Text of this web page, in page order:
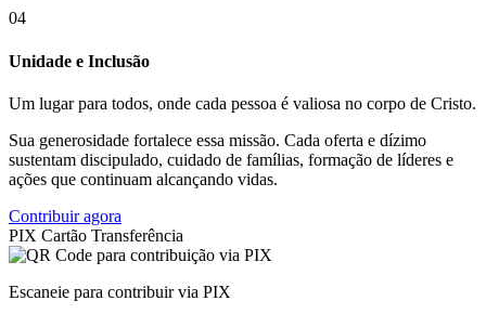
04
Unidade e Inclusão
Um lugar para todos, onde cada pessoa é valiosa no corpo de Cristo.
Sua generosidade fortalece essa missão. Cada oferta e dízimo
sustentam discipulado, cuidado de famílias, formação de líderes e
ações que continuam alcançando vidas.
Contribuir agora
PIX Cartão Transferência
Escaneie para contribuir via PIX